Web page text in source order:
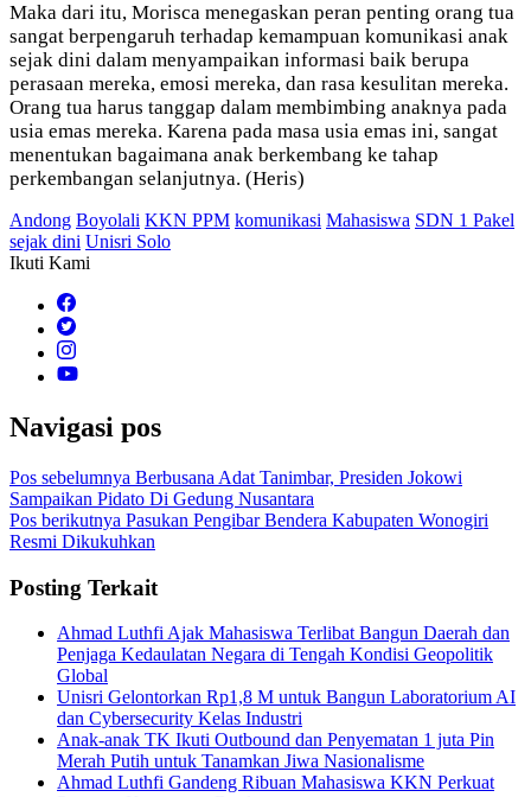
Maka dari itu, Morisca menegaskan peran penting orang tua
sangat berpengaruh terhadap kemampuan komunikasi anak
sejak dini dalam menyampaikan informasi baik berupa
perasaan mereka, emosi mereka, dan rasa kesulitan mereka.
Orang tua harus tanggap dalam membimbing anaknya pada
usia emas mereka. Karena pada masa usia emas ini, sangat
menentukan bagaimana anak berkembang ke tahap
perkembangan selanjutnya. (Heris)
Andong Boyolali KKN PPM komunikasi Mahasiswa SDN 1 Pakel
sejak dini Unisri Solo
Ikuti Kami
Navigasi pos
Pos sebelumnya Berbusana Adat Tanimbar, Presiden Jokowi
Sampaikan Pidato Di Gedung Nusantara
Pos berikutnya Pasukan Pengibar Bendera Kabupaten Wonogiri
Resmi Dikukuhkan
Posting Terkait
Ahmad Luthfi Ajak Mahasiswa Terlibat Bangun Daerah dan
Penjaga Kedaulatan Negara di Tengah Kondisi Geopolitik
Global
Unisri Gelontorkan Rp1,8 M untuk Bangun Laboratorium AI
dan Cybersecurity Kelas Industri
Anak-anak TK Ikuti Outbound dan Penyematan 1 juta Pin
Merah Putih untuk Tanamkan Jiwa Nasionalisme
Ahmad Luthfi Gandeng Ribuan Mahasiswa KKN Perkuat